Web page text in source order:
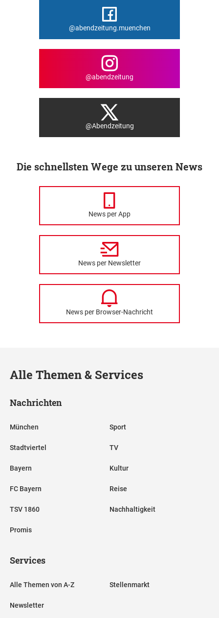
@abendzeitung.muenchen
@abendzeitung
@Abendzeitung
Die schnellsten Wege zu unseren News
News per App
News per Newsletter
News per Browser-Nachricht
Alle Themen & Services
Nachrichten
München
Stadtviertel
Bayern
FC Bayern
TSV 1860
Promis
Sport
TV
Kultur
Reise
Nachhaltigkeit
Services
Alle Themen von A-Z
Newsletter
Stellenmarkt